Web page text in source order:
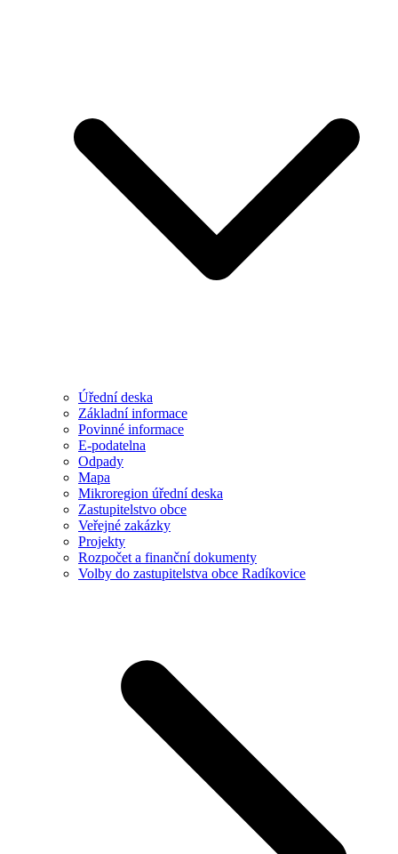
Úřední deska
Základní informace
Povinné informace
E-podatelna
Odpady
Mapa
Mikroregion úřední deska
Zastupitelstvo obce
Veřejné zakázky
Projekty
Rozpočet a finanční dokumenty
Volby do zastupitelstva obce Radíkovice